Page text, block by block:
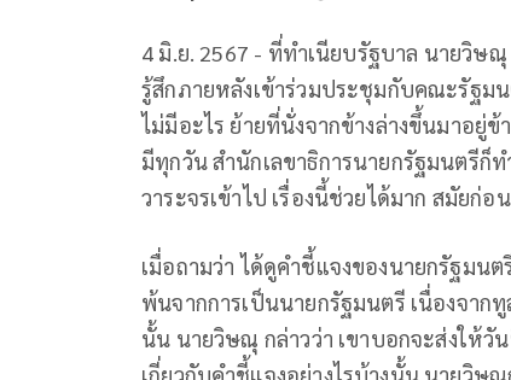
4 มิ.ย. 2567 - ที่ทำเนียบรัฐบาล นายวิษ
รู้สึกภายหลังเข้าร่วมประชุมกับคณะรัฐม
ไม่มีอะไร ย้ายที่นั่งจากข้างล่างขึ้นมาอยู่
มีทุกวัน สำนักเลขาธิการนายกรัฐมนตรีก็
วาระจรเข้าไป เรื่องนี้ช่วยได้มาก สมัยก่อ
เมื่อถามว่า ได้ดูคำชี้แจงของนายกรัฐมน
พ้นจากการเป็นนายกรัฐมนตรี เนื่องจา
นั้น นายวิษณุ กล่าวว่า เขาบอกจะส่งให้